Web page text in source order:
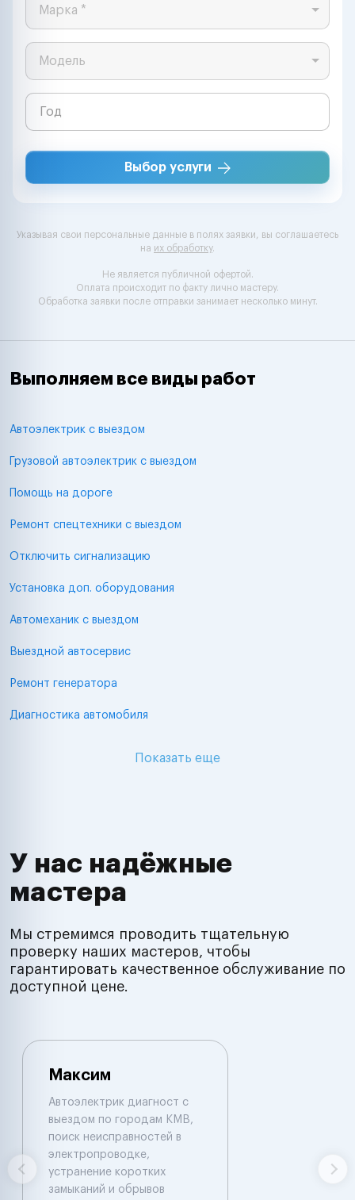
Марка *
Модель
Выбор услуги
Указывая свои персональные данные в полях заявки, вы соглашаетесь
на их обработку.
Не является публичной офертой.
Оплата происходит по факту лично мастеру.
Обработка заявки после отправки занимает несколько минут.
Выполняем все виды работ
Автоэлектрик с выездом
Грузовой автоэлектрик с выездом
Помощь на дороге
Ремонт спецтехники с выездом
Отключить сигнализацию
Установка доп. оборудования
Автомеханик с выездом
Выездной автосервис
Ремонт генератора
Диагностика автомобиля
Показать еще
У нас надёжные
мастера
Мы стремимся проводить тщательную
проверку наших мастеров, чтобы
гарантировать качественное обслуживание по
доступной цене.
Максим
Автоэлектрик диагност с
выездом по городам КМВ,
поиск неисправностей в
электропроводке,
устранение коротких
замыканий и обрывов